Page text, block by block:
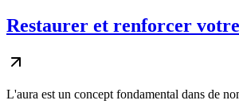
Restaurer et renforcer
L'aura est un concept fondamental dans de